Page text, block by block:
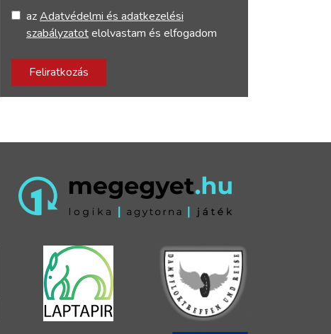
azAdatvédelmi és adatkezelési
szabályzatotelolvastam és elfogadom
Feliratkozás